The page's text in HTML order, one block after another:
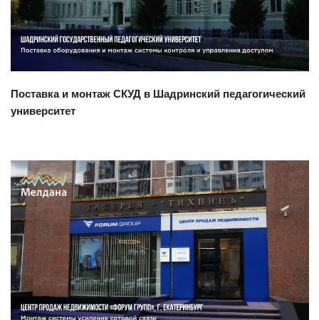
Поставка и монтаж СКУД в Шадринский педагогический
университет
Смотреть проект